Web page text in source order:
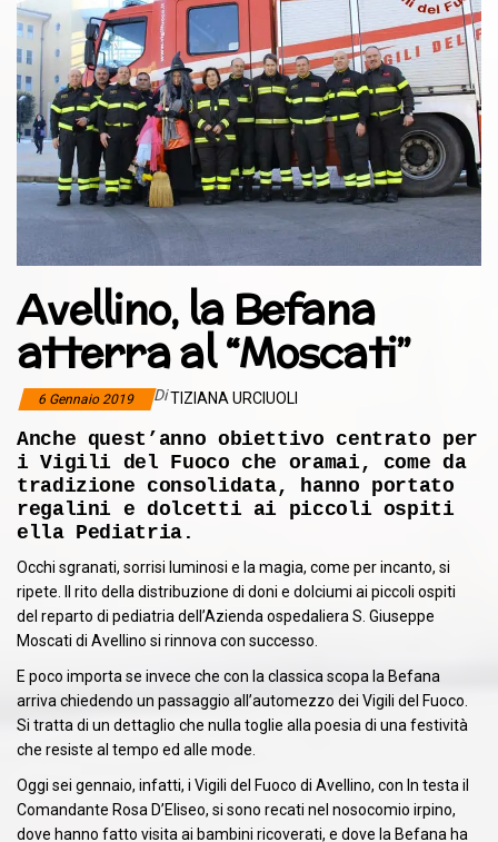
Avellino, la Befana
atterra al “Moscati”
6 Gennaio 2019 DiTIZIANA URCIUOLI
Anche quest’anno obiettivo centrato per
i Vigili del Fuoco che oramai, come da
tradizione consolidata, hanno portato
regalini e dolcetti ai piccoli ospiti
ella Pediatria.
Occhi sgranati, sorrisi luminosi e la magia, come per incanto, si
ripete. lI rito della distribuzione di doni e dolciumi ai piccoli ospiti
del reparto di pediatria dell’Azienda ospedaliera S. Giuseppe
Moscati di Avellino si rinnova con successo.
E poco importa se invece che con la classica scopa la Befana
arriva chiedendo un passaggio all’automezzo dei Vigili del Fuoco.
Si tratta di un dettaglio che nulla toglie alla poesia di una festività
che resiste al tempo ed alle mode.
Oggi sei gennaio, infatti, i Vigili del Fuoco di Avellino, con In testa il
Comandante Rosa D’Eliseo, si sono recati nel nosocomio irpino,
dove hanno fatto visita ai bambini ricoverati, e dove la Befana ha